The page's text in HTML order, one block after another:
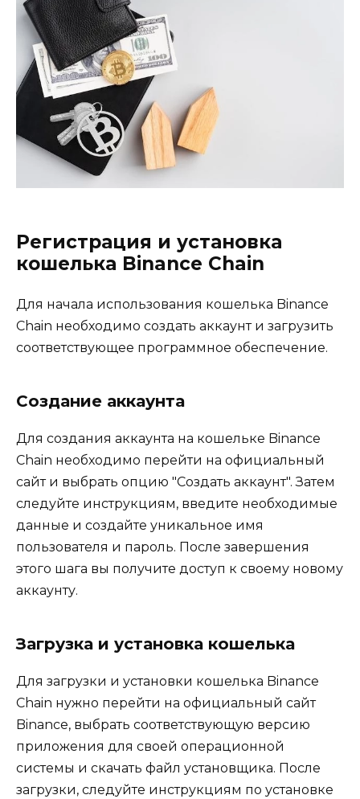
Регистрация и установка
кошелька Binance Chain
Для начала использования кошелька Binance
Chain необходимо создать аккаунт и загрузить
соответствующее программное обеспечение.​
Создание аккаунта
Для создания аккаунта на кошельке Binance
Chain необходимо перейти на официальный
сайт и выбрать опцию ″Создать аккаунт″.​ Затем
следуйте инструкциям‚ введите необходимые
данные и создайте уникальное имя
пользователя и пароль. После завершения
этого шага вы получите доступ к своему новому
аккаунту.
Загрузка и установка кошелька
Для загрузки и установки кошелька Binance
Chain нужно перейти на официальный сайт
Binance‚ выбрать соответствующую версию
приложения для своей операционной
системы и скачать файл установщика.​ После
загрузки‚ следуйте инструкциям по установке